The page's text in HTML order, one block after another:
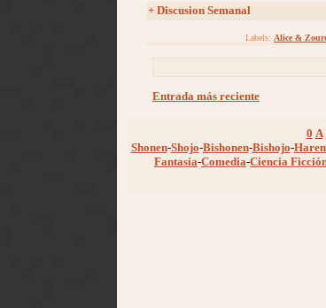
+ Discusion Semanal
Labels: Alice &
Entrada más reciente
0 A
Shonen-Shojo-Bishonen-Bishojo-
Fantasía-Comedia-Ciencia